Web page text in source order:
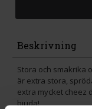
Beskrivning
Stora och smakrika
är extra stora,
extra mycket cheez
bjuda!